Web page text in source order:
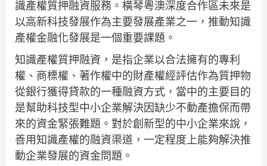
識產權質押融資服務。橫琴粵澳深度合作區未來是
以高新科技發展作為主要發展產業之一，推動知識
產權金融化發展是一個重要課題。
知識產權質押融資，是指企業以合法擁有的專利
權、商標權、著作權中的財產權經評估作為質押物
從銀行獲得貸款的一種融資方式，當中的主要目的
是幫助科技型中小企業解決因缺少不動產擔保而帶
來的資金緊張難題。對於創新型的中小企業來說，
善用知識產權的融資渠道，一定程度上能夠解決推
動企業發展的資金問題。